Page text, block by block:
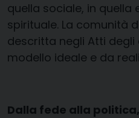
quella sociale, in quella
spirituale. La comunità
descritta negli Atti degli
modello ideale e da
Dalla fede alla